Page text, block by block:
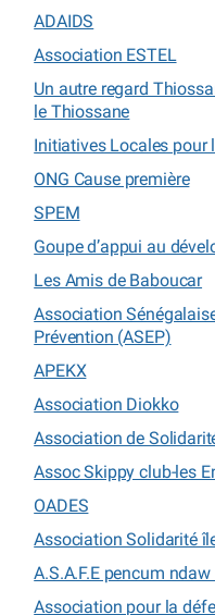
ADAIDS
Association ESTEL
Un autre regard
le Thiossane
Initiatives Locales pour
ONG Cause première
SPEM
Goupe d’appui au
Les Amis de Baboucar
Association
Prévention (ASEP)
APEKX
Association Diokko
Association de
Assoc Skippy club-les
OADES
Association Solidarité
A.S.A.F.E pencum ndaw
Association pour la